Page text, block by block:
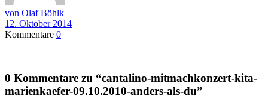
von Olaf Böhlk
12. Oktober 2014
Kommentare 0
0 Kommentare zu “cantalino-mitmachkonzert-kita-
marienkaefer-09.10.2010-anders-als-du”